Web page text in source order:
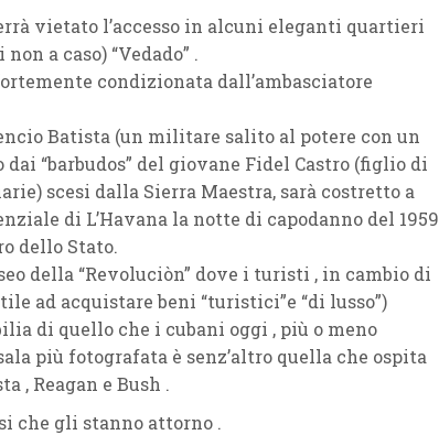
vietato l’accesso in alcuni eleganti quartieri
a caso) “Vedado” .
condizionata dall’ambasciatore
Batista (un militare salito al potere con un
“barbudos” del giovane Fidel Castro (figlio di
scesi dalla Sierra Maestra, sarà costretto a
di L’Havana la notte di capodanno del 1959
dello Stato.
della “Revoluciòn” dove i turisti , in cambio di
ad acquistare beni “turistici”e “di lusso”)
di quello che i cubani oggi , più o meno
più fotografata è senz’altro quella che ospita
, Reagan e Bush .
che gli stanno attorno .